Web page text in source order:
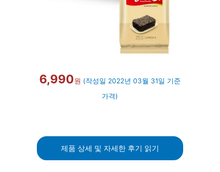
6,990원 (작성일 2022년 03월 31일 기준
가격)
제품 상세 및 자세한 후기 읽기